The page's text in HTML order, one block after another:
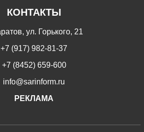
КОНТАКТЫ
ул. Горького, 21
+7 (917) 982-81-37
+7 (8452) 659-600
info@sarinform.ru
РЕКЛАМА